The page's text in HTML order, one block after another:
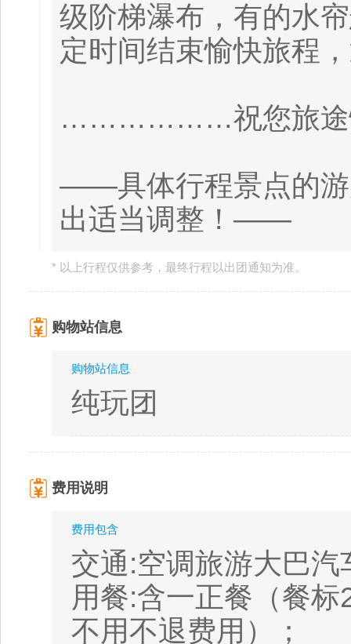
级阶梯瀑布，有的水
定时间结束愉快旅程
………………祝您旅
——具体行程景点的游
出适当调整！——
* 以上行程仅供参考，最终行程以出团通知为准。
购物站信息
购物站信息
纯玩团
费用说明
费用包含
交通:空调旅游大巴
用餐:含一正餐（餐
不用不退费用）；